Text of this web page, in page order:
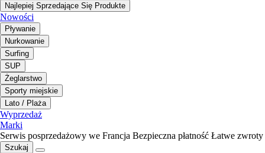
Najlepiej Sprzedające Się Produkte
Nowości
Pływanie
Nurkowanie
Surfing
SUP
Żeglarstwo
Sporty miejskie
Lato / Plaża
Wyprzedaż
Marki
Serwis posprzedażowy we Francja Bezpieczna płatność Łatwe zwroty
Szukaj